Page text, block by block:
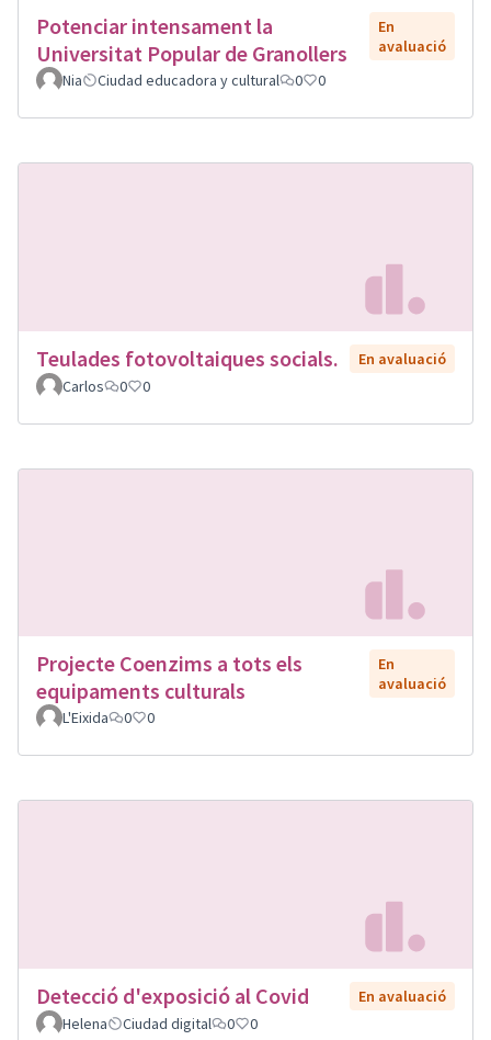
Potenciar intensament la
Universitat Popular de Granollers
En
avaluació
Nia
Ciudad educadora y cultural 0 0
Teulades fotovoltaiques socials.
En avaluació
Carlos
0 0
Projecte Coenzims a tots els
equipaments culturals
En
avaluació
L'Eixida
0 0
Detecció d'exposició al Covid
En avaluació
Helena
Ciudad digital 0 0